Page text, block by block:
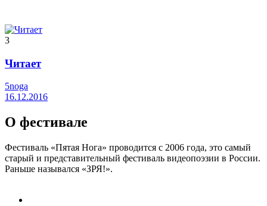
3
Читает
5noga
16.12.2016
О фестивале
Фестиваль «Пятая Нога» проводится с 2006 года, это самый
старый и представительный фестиваль видеопоэзии в России.
Раньше назывался «ЗРЯ!».